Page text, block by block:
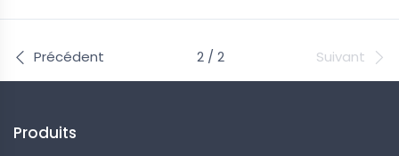
Précédent 2 / 2 Suivant
Produits